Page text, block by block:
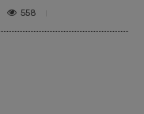
558